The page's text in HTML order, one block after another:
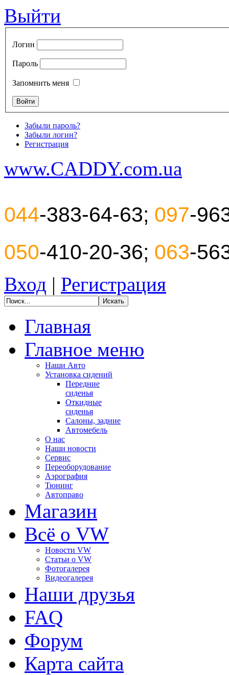
Выйти
Логин
Пароль
Запомнить меня
Забыли пароль?
Забыли логин?
Регистрация
www.CADDY.com.ua
044-383-64-63; 097-
050-410-20-36; 063-
Вход | Регистрация
Главная
Главное меню
Наши Авто
Установка сидений
Передние
сиденья
Откидные
сиденья
Салоны, задние
Автомебель
О нас
Наши новости
Сервис
Переоборудование
Аэрография
Тюнинг
Автоправо
Магазин
Всё о VW
Новости VW
Статьи o VW
Фотогалерея
Видеогалерея
Наши друзья
FAQ
Форум
Карта сайта